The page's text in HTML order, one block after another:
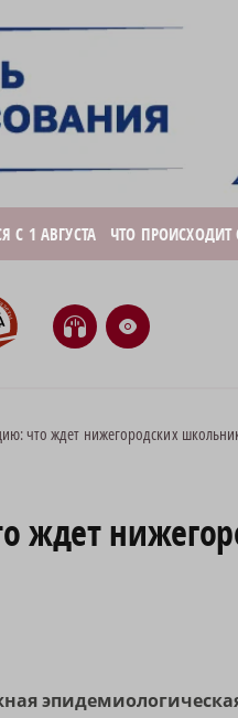
С 1 АВГУСТА ЧТО
H e
что ждет нижегородских
ждет